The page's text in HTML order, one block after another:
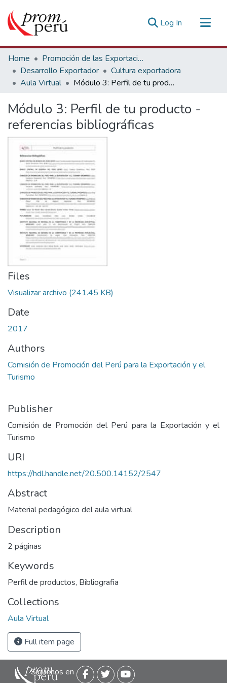
Log In (current)
Communities & Collections
All of DSpace
Statistics
Estadísticas Externas
Home
Promoción de las Exportaciones
Desarrollo Exportador
Cultura exportadora
Aula Virtual
Módulo 3: Perfil de tu producto - referencias bibliográficas
Módulo 3: Perfil de tu producto -
referencias bibliográficas
Files
Visualizar archivo (241.45 KB)
Date
2017
Authors
Comisión de Promoción del Perú para la Exportación y el
Turismo
Publisher
Comisión de Promoción del Perú para la Exportación y el
Turismo
URI
https://hdl.handle.net/20.500.14152/2547
Abstract
Material pedagógico del aula virtual
Description
2 páginas
Keywords
Perfil de productos, Bibliografia
Collections
Aula Virtual
Full item page
Siguenos en